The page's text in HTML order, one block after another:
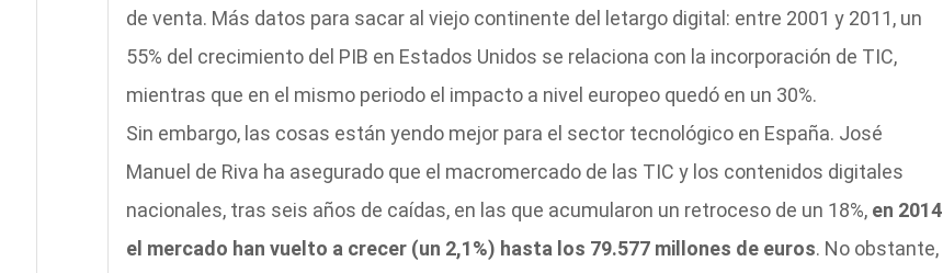
de venta. Más datos para sacar al viejo continente del letargo digital: entre 2001 y 2011, un
55% del crecimiento del PIB en Estados Unidos se relaciona con la incorporación de TIC,
mientras que en el mismo periodo el impacto a nivel europeo quedó en un 30%.
Sin embargo, las cosas están yendo mejor para el sector tecnológico en España. José
Manuel de Riva ha asegurado que el macromercado de las TIC y los contenidos digitales
nacionales, tras seis años de caídas, en las que acumularon un retroceso de un 18%, en 2014
el mercado han vuelto a crecer (un 2,1%) hasta los 79.577 millones de euros. No obstante,